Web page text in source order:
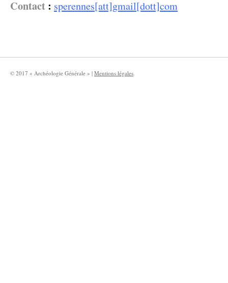
Contact : sperennes[att]gmail[dott]com
© 2017 « Archéologie Générale » | Mentions légales.